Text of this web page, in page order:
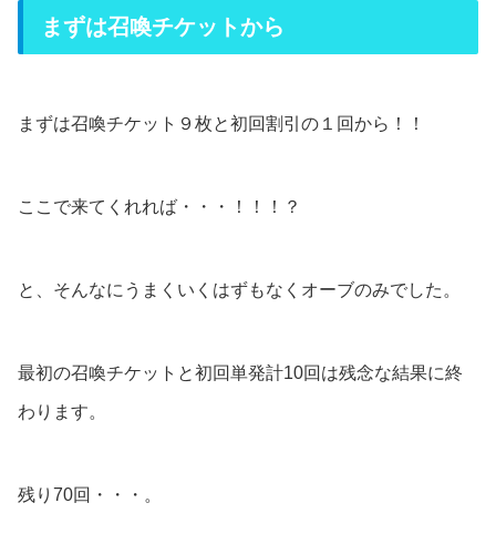
まずは召喚チケットから
まずは召喚チケット９枚と初回割引の１回から！！
ここで来てくれれば・・・！！！？
と、そんなにうまくいくはずもなくオーブのみでした。
最初の召喚チケットと初回単発計10回は残念な結果に終
わります。
残り70回・・・。